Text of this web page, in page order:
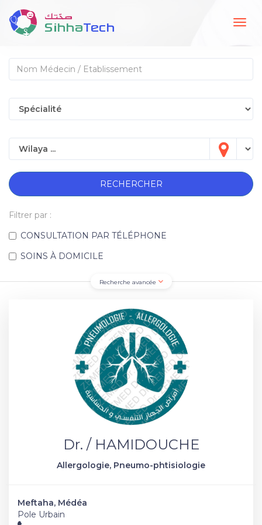
RECHERCHER
Filtrer par :
CONSULTATION PAR TÉLÉPHONE
SOINS À DOMICILE
Recherche avancée
Dr. / HAMIDOUCHE
Allergologie, Pneumo-phtisiologie
Meftaha, Médéa
Pole Urbain